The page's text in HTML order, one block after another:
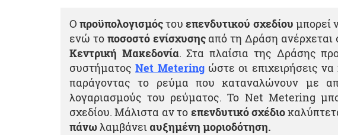
Oπροϋπολογισμόςτου επενδυτικού σχεδίου μπορεί
ενώ το ποσοστό ενίσχυσηςαπό τη Δράση ανέρχεται
Κεντρική Μακεδονία. Στα πλαίσια της Δράσης
συστήματοςNet Meteringώστε οι επιχειρήσεις
παράγοντας το ρεύμα που καταναλώνουν με
λογαριασμούς του ρεύματος. Το Net Metering
σχεδίου. Μάλιστα αν το επενδυτικό σχέδιο
πάνωλαμβάνει αυξημένη μοριοδότηση.